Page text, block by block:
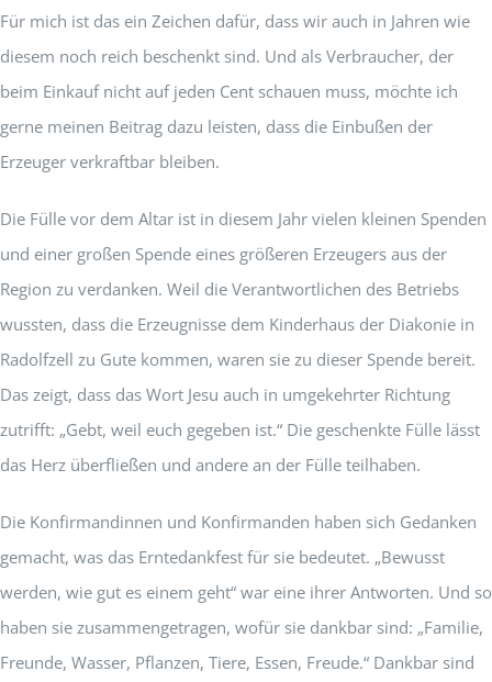
Für mich ist das ein Zeichen dafür, dass wir auch in Jahren wie
diesem noch reich beschenkt sind. Und als Verbraucher, der
beim Einkauf nicht auf jeden Cent schauen muss, möchte ich
gerne meinen Beitrag dazu leisten, dass die Einbußen der
Erzeuger verkraftbar bleiben.
Die Fülle vor dem Altar ist in diesem Jahr vielen kleinen Spenden
und einer großen Spende eines größeren Erzeugers aus der
Region zu verdanken. Weil die Verantwortlichen des Betriebs
wussten, dass die Erzeugnisse dem Kinderhaus der Diakonie in
Radolfzell zu Gute kommen, waren sie zu dieser Spende bereit.
Das zeigt, dass das Wort Jesu auch in umgekehrter Richtung
zutrifft: „Gebt, weil euch gegeben ist.“ Die geschenkte Fülle lässt
das Herz überfließen und andere an der Fülle teilhaben.
Die Konfirmandinnen und Konfirmanden haben sich Gedanken
gemacht, was das Erntedankfest für sie bedeutet. „Bewusst
werden, wie gut es einem geht“ war eine ihrer Antworten. Und so
haben sie zusammengetragen, wofür sie dankbar sind: „Familie,
Freunde, Wasser, Pflanzen, Tiere, Essen, Freude.“ Dankbar sind